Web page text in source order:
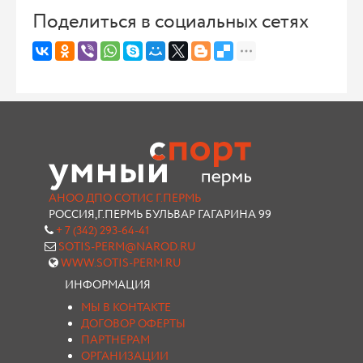
Поделиться в социальных сетях
АНОО ДПО СОТИС Г.ПЕРМЬ
РОССИЯ,Г.ПЕРМЬ БУЛЬВАР ГАГАРИНА 99
+ 7 (342) 293-64-41
SOTIS-PERM@NAROD.RU
WWW.SOTIS-PERM.RU
ИНФОРМАЦИЯ
МЫ В КОНТАКТЕ
ДОГОВОР ОФЕРТЫ
ПАРТНЕРАМ
ОРГАНИЗАЦИИ